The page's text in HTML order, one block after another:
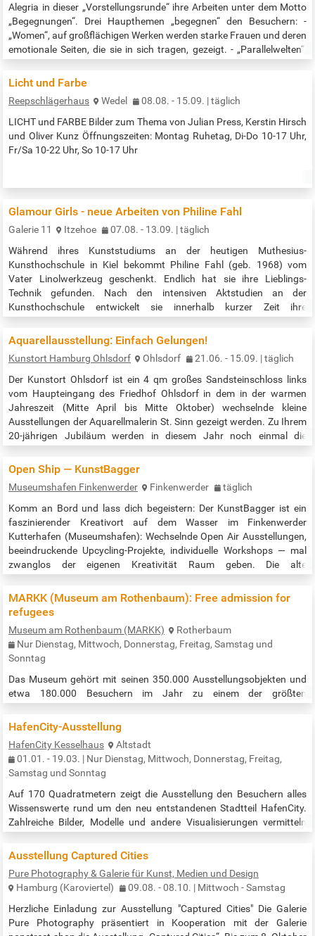
Alegria in dieser „Vorstellungsrunde“ ihre Arbeiten unter dem Motto
„Begegnungen“. Drei Haupthemen „begegnen“ den Besuchern: -
„Women“, auf großflächigen Werken werden starke Frauen und deren
emotionale Seiten, die sie in sich tragen, gezeigt. - „Parallelwelten“,
Fotosprints, einen neuen Inhalt. In diese Serie hat jedes einzelne…
Licht und Farbe
Reepschlägerhaus Wedel
08.08. - 15.09. | täglich
LICHT und FARBE Bilder zum Thema von Julian Press, Kerstin Hirsch
und Oliver Kunz Öffnungszeiten: Montag Ruhetag, Di-Do 10-17 Uhr,
Fr/Sa 10-22 Uhr, So 10-17 Uhr
Glamour Girls - neue Arbeiten von Philine Fahl
Galerie 11 Itzehoe
07.08. - 13.09. | täglich
Während ihres Kunststudiums an der heutigen Muthesius-
Kunsthochschule in Kiel bekommt Philine Fahl (geb. 1968) vom
Vater Linolwerkzeug geschenkt. Endlich hat sie ihre Lieblings-
Technik gefunden. Nach den intensiven Aktstudien an der
Kunsthochschule entwickelt sie innerhalb kurzer Zeit ihre
1993 schließt Philine ihr Kunststudium ab und ist seitdem immer
wieder bei den Landesschauen des BBK…
Aquarellausstellung: Einfach Gelungen!
Kunstort Hamburg Ohlsdorf Ohlsdorf
21.06. - 15.09. | täglich
Der Kunstort Ohlsdorf ist ein 4 qm großes Sandsteinschloss links
vom Haupteingang des Friedhof Ohlsdorf in dem in der warmen
Jahreszeit (Mitte April bis Mitte Oktober) wechselnde kleine
Ausstellungen der Aquarellmalerin St. Sinn gezeigt werden. Zu Ihrem
20-jährigen Jubiläum werden in diesem Jahr noch einmal die
Jahre gezeigt. Nach den "Sintflut Sieben" und den "drei Musketieren"
steht nun…
Open Ship — KunstBagger
Museumshafen Finkenwerder Finkenwerder
täglich
Komm an Bord und lass dich begeistern: Der KunstBagger ist ein
faszinierender Kreativort auf dem Wasser im Finkenwerder
Kutterhafen (Museumshafen): Wechselnde Open Air Ausstellungen,
beeindruckende Upcycling-Projekte, individuelle Workshops — mal
zwanglos der eigenen Kreativität Raum geben. Die alte
Waterkant chillen… all das ist hier möglich — bei freiem Eintritt! …
MARKK (Museum am Rothenbaum): Free admission for
refugees
Museum am Rothenbaum (MARKK)
Rotherbaum
Nur Dienstag, Mittwoch, Donnerstag, Freitag, Samstag und
Sonntag
Das Museum gehört mit seinen 350.000 Ausstellungsobjekten und
etwa 180.000 Besuchern im Jahr zu einem der größten
vielen Kulturen und Epochen gezeigt. Z.B. Kunstgegenstände der
Maori, der indigenen Bevölkerung Nordamerikas, der Inka, der Alt-
Ägypter, des südlichen Afrikas uvm. Eine wertvolle, vielfältige und
spannende Zeitreise durch alle möglichen Kulturen erwartet sie. Free
entry to the…
HafenCity-Ausstellung
HafenCity Kesselhaus
Altstadt
01.01. - 19.03. | Nur Dienstag, Mittwoch, Donnerstag, Freitag,
Samstag und Sonntag
Auf 170 Quadratmetern zeigt die Ausstellung den Besuchern alles
Wissenswerte rund um den neu entstandenen Stadtteil HafenCity.
Zahlreiche Bilder, Modelle und andere Visualisierungen vermitteln
den aktuellen Stand des Bauvorhabens. Früher war das Kesselhaus
die Energiezentrale der im Jahr 2015 zum UNESCO-Weltkulturerbe
ernannten Speicherstadt. Heute treffen in dem roten Backsteinbau
aus…
Ausstellung Captured Cities
Pure Photography & Galerie für Kunst, Medien und Design
Hamburg (Karoviertel)
09.08. - 08.10. | Mittwoch - Samstag
Herzliche Einladung zur Ausstellung "Captured Cities" Die Galerie
Pure Photography präsentiert in Kooperation mit der Galerie